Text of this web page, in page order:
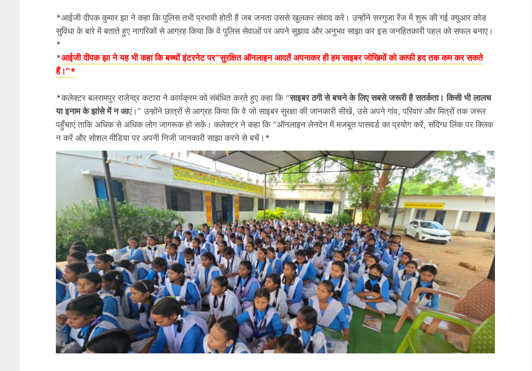
*आईजी दीपक कुमार झा ने कहा कि पुलिस तभी प्रभावी होती है जब जनता उससे खुलकर संवाद करे। उन्होंने सरगुजा रेंज में शुरू की गई क्यूआर कोड
सुविधा के बारे में बताते हुए नागरिकों से आग्रह किया कि वे पुलिस सेवाओं पर अपने सुझाव और अनुभव साझा कर इस जनहितकारी पहल को सफल बनाए।
*
*आईजी दीपक झा ने यह भी कहा कि बच्चों इंटरनेट पर“सुरक्षित ऑनलाइन आदतें अपनाकर ही हम साइबर जोखिमों को काफी हद तक कम कर सकते
हैं।”*
*कलेक्टर बलरामपुर राजेन्द्र कटारा ने कार्यक्रम को संबंधित करते हुए कहा कि “साइबर ठगी से बचने के लिए सबसे जरूरी है सतर्कता। किसी भी लालच
या इनाम के झांसे में न आएं।” उन्होंने छात्रों से आग्रह किया कि वे जो साइबर सुरक्षा की जानकारी सीखें, उसे अपने गांव, परिवार और मित्रों तक जरूर
पहुँचाएं ताकि अधिक से अधिक लोग जागरूक हो सकें। कलेक्टर ने कहा कि “ऑनलाइन लेनदेन में मजबूत पासवर्ड का प्रयोग करें, संदिग्ध लिंक पर क्लिक
न करें और सोशल मीडिया पर अपनी निजी जानकारी साझा करने से बचें।*